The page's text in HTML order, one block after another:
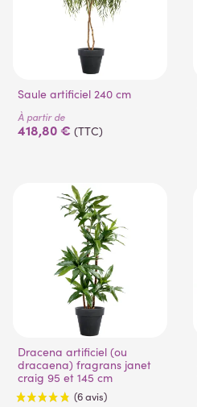
Saule artificiel 240 cm
À partir de
418,80 € (TTC)
Dracena artificiel (ou
dracaena) fragrans janet
craig 95 et 145 cm